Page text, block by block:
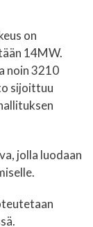
on
14MW.
noin 3210
sijoittuu
jolla luodaan